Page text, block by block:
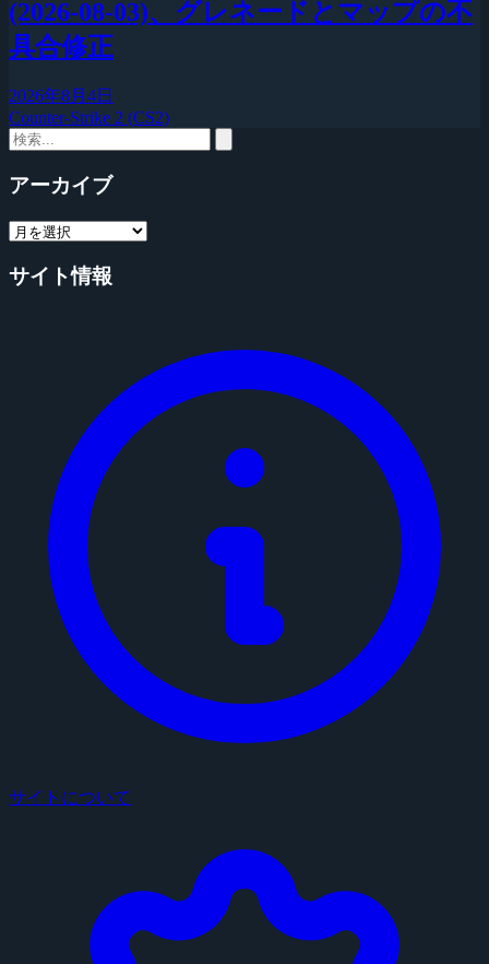
(2026-08-03)、グレネードとマップの不
具合修正
2026年8月4日
Counter-Strike 2 (CS2)
アーカイブ
サイト情報
サイトについて